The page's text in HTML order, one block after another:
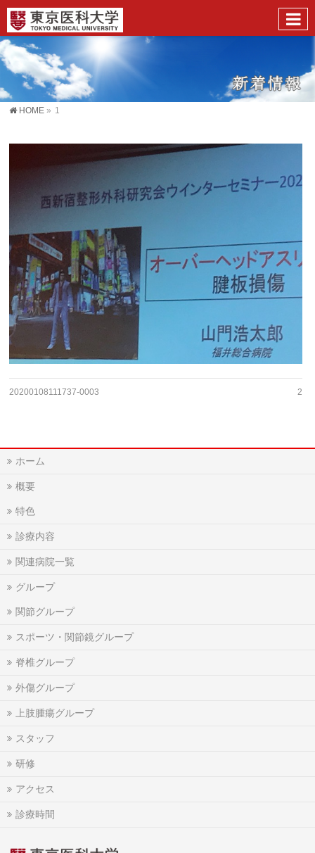
HOME » 1
20200108111737-0003 2
ホーム
概要
特色
診療内容
関連病院一覧
グループ
関節グループ
スポーツ・関節鏡グループ
脊椎グループ
外傷グループ
上肢腫瘍グループ
スタッフ
研修
アクセス
診療時間